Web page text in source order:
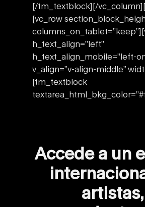
[/tm_textblock][/
[vc_row
h_text_align=”left”
h_text_align_mobile=”left-
v_align=”v-align-middle”
[tm_textblock
Accede a un
artistas,